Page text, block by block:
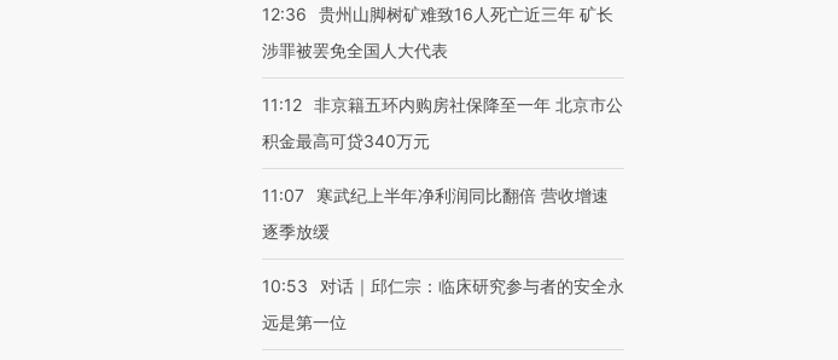
12:36
贵州山脚树矿难致16人死亡近三年 矿长
涉罪被罢免全国人大代表
11:12 非京籍五环内购房社保降至一年 北京市公
积金最高可贷340万元
11:07
寒武纪上半年净利润同比翻倍 营收增速
逐季放缓
10:53
对话｜邱仁宗：临床研究参与者的安全永
远是第一位